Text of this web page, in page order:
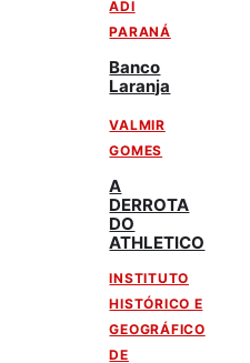
ADI
PARANÁ
Banco
Laranja
VALMIR
GOMES
A
DERROTA
DO
ATHLETICO
INSTITUTO
HISTÓRICO E
GEOGRÁFICO
DE